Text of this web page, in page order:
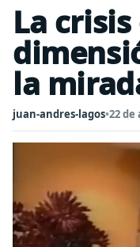
La
la
juan-andres-lagos•22 de